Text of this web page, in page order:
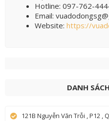
Hotline: 097-762-
Email:
Website: https://
DANH
121B Nguyễn Văn Trỗi , P12 ,